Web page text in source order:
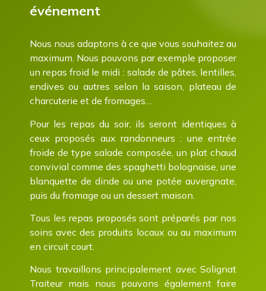
événement
Nous nous adaptons à ce que vous souhaitez au
maximum. Nous pouvons par exemple proposer
un repas froid le midi : salade de pâtes, lentilles,
endives ou autres selon la saison, plateau de
charcuterie et de fromages…
Pour les repas du soir, ils seront identiques à
ceux proposés aux randonneurs : une entrée
froide de type salade composée, un plat chaud
convivial comme des spaghetti bolognaise, une
blanquette de dinde ou une potée auvergnate,
puis du fromage ou un dessert maison.
Tous les repas proposés sont préparés par nos
soins avec des produits locaux ou au maximum
en circuit court.
Nous travaillons principalement avec Solignat
Traiteur mais nous pouvons également faire